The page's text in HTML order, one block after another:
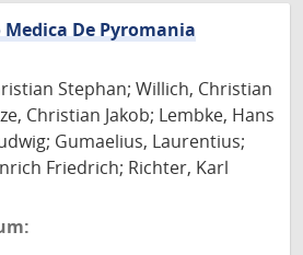
De Pyromania
Stephan; Willich, Christian
Christian Jakob; Lembke, Hans
Gumaelius, Laurentius;
Friedrich; Richter, Karl